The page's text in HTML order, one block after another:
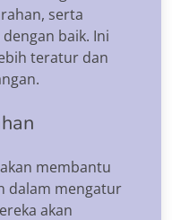
serta
baik. Ini
teratur dan
membantu
dalam mengatur
akan